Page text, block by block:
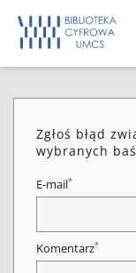
Zgłoś błąd
wybranych
E-mail*
Komentarz*